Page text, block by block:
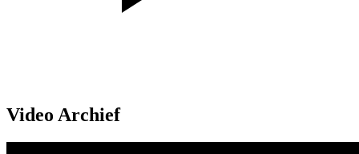
Video Archief